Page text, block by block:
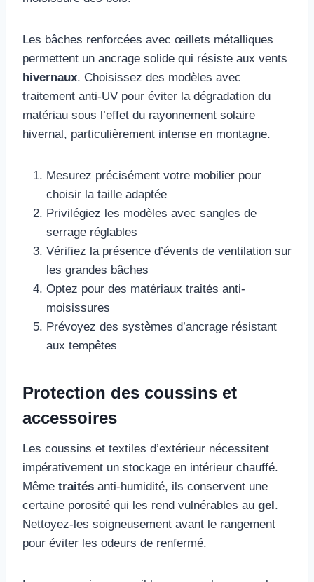
Les bâches renforcées avec œillets métalliques
permettent un ancrage solide qui résiste aux vents
hivernaux. Choisissez des modèles avec
traitement anti-UV pour éviter la dégradation du
matériau sous l’effet du rayonnement solaire
hivernal, particulièrement intense en montagne.
Mesurez précisément votre mobilier pour
choisir la taille adaptée
Privilégiez les modèles avec sangles de
serrage réglables
Vérifiez la présence d’évents de ventilation sur
les grandes bâches
Optez pour des matériaux traités anti-
moisissures
Prévoyez des systèmes d’ancrage résistant
aux tempêtes
Protection des coussins et
accessoires
Les coussins et textiles d’extérieur nécessitent
impérativement un stockage en intérieur chauffé.
Même traités anti-humidité, ils conservent une
certaine porosité qui les rend vulnérables au gel .
Nettoyez-les soigneusement avant le rangement
pour éviter les odeurs de renfermé.